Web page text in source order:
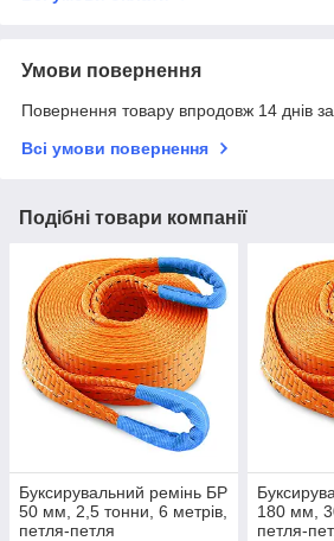
Умови повернення
Повернення товару впродовж 14 днів
Всі умови повернення
Подібні товари компанії
Буксирувальний ремінь БР
50 мм, 2,5 тонни, 6 метрів,
петля-петля
180 мм,
петля-